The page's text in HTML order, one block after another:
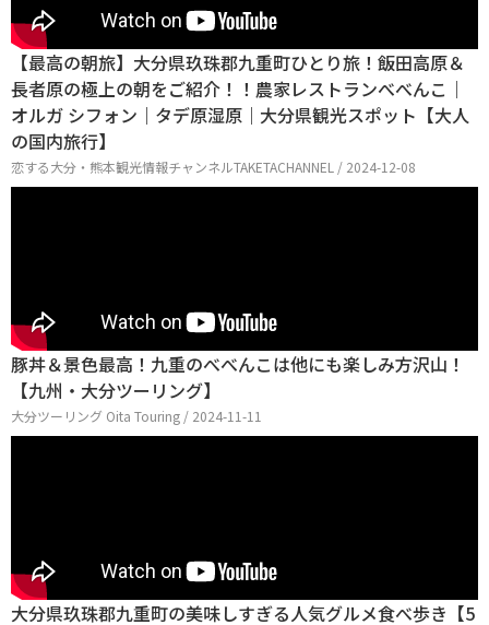
【最高の朝旅】大分県玖珠郡九重町ひとり旅！飯田高原＆
長者原の極上の朝をご紹介！！農家レストランべべんこ｜
オルガ シフォン｜タデ原湿原｜大分県観光スポット【大人
の国内旅行】
恋する大分・熊本観光情報チャンネルTAKETACHANNEL / 2024-12-08
豚丼＆景色最高！九重のべべんこは他にも楽しみ方沢山！
【九州・大分ツーリング】
大分ツーリング Oita Touring / 2024-11-11
大分県玖珠郡九重町の美味しすぎる人気グルメ食べ歩き【5